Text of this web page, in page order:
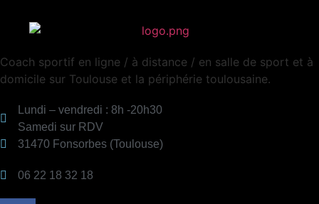
Coach sportif en ligne / à distance / en salle de sport et à
domicile sur Toulouse et la périphérie toulousaine.
Lundi – vendredi : 8h -20h30
Samedi sur RDV
31470 Fonsorbes (Toulouse)
06 22 18 32 18